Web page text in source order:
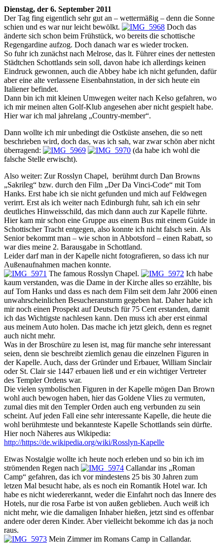
Dienstag, der 6. September 2011
Der Tag fing eigentlich sehr gut an – wettermäßig – denn die Sonne
schien und es war nur leicht bewölkt.
Doch das
änderte sich schon beim Frühstück, wo bereits die schottische
Regengardine aufzog. Doch danach war es wieder trocken.
So fuhr ich zunächst nach Melrose, das lt. Führer eines der nettesten
Städtchen Schottlands sein soll, davon habe ich allerdings keinen
Eindruck gewonnen, auch die Abbey habe ich nicht gefunden, dafür
aber eine alte verlassene Eisenbahnstation, in der sich heute ein
Italiener befindet.
Dann bin ich mit kleinen Umwegen weiter nach Kelso gefahren, wo
ich mir meinen alten Golf-Klub angesehen aber nicht gespielt habe.
Hier war ich mal jahrelang „Country-member“.
Dann wollte ich mir unbedingt die Ostküste ansehen, die so nett
beschrieben wird, doch das, was ich sah, war zwar schön aber nicht
überragend:
(da habe ich wohl die
falsche Stelle erwischt).
Also weiter: Zur Rosslyn Chapel, berühmt durch Dan Browns
„Sakrileg“ bzw. durch den Film „Der Da Vinci-Code“ mit Tom
Hanks. Erst habe ich sie nicht gefunden und mich auf Feldwegen
verirrt. Erst als ich weiter nach Edinburgh fuhr, sah ich ein sehr
deutliches Hinweisschild, das mich dann auch zur Kapelle führte.
Hier kam mir schon eine Gruppe aus einem Bus mit einem Guide in
Schottischer Tracht entgegen, also konnte ich nicht falsch sein. Als
Senior bekommt man – wie schon in Abbotsford – einen Rabatt, so
war dies meine 2. Barausgabe in Schottland.
Leider darf man in der Kapelle nicht fotografieren, so dass ich nur
Außenaufnahmen machen konnte.
The famous Rosslyn Chapel.
Ich habe
kaum verstanden, was die Dame in der Kirche alles so erzählte, bis
auf Tom Hanks und dass es nach dem Film seit dem Jahr 2006 einen
unwahrscheinlichen Besucheransturm gegeben hat. Daher habe ich
mir noch einen Prospekt auf Deutsch für 75 Cent erstanden, damit
ich das Wichtigste nachlesen kann. Den muss ich aber erst einmal
aus meinem Auto holen. Das mache ich jetzt gleich, denn es regnet
auch nicht mehr.
Was in der Broschüre zu lesen ist, mag für manche sehr interessant
seien, denn sie beschreibt ziemlich genau die einzelnen Figuren in
der Kapelle. Auch, dass der Gründer und Erbauer, William Sinclair
oder St. Clair sie 1447 erbauen ließ und er ein wichtiger Vertreter
des Templer Ordens war.
Die vielen symbolischen Figuren in der Kapelle mögen Dan Brown
wohl auch bewogen haben, hier das Goldene Vlies zu vermuten,
zumal dies mit den Templer Orden auch eng verbunden zu sein
scheint. Auf jeden Fall eine sehr interessante Kapelle, die heute die
wohl berühmteste und bekannteste Kapelle Schottlands sein dürfte.
Hier noch Näheres aus Wikipedia:
http://https://de.wikipedia.org/wiki/Rosslyn-Kapelle
Etwas Nostalgie wollte ich heute noch erleben und so bin ich im
strömenden Regen nach
Callandar ins „Roman
Camp“ gefahren, das ich vor mindestens 25 bis 30 Jahren zum
letzen Mal besucht habe, als es noch ein Romantik Hotel war. Ich
habe es nicht wiedererkannt, weder die Einfahrt noch das Innere des
Hotels, nur die rosa Farbe ist von außen geblieben. Auch weiß ich
nicht mehr, wie die damaligen Inhaber hießen, jetzt sind es offenbar
andere oder deren Kinder. Aber vielleicht bekomme ich das ja noch
raus.
Mein Zimmer im Romans Camp in Callandar.